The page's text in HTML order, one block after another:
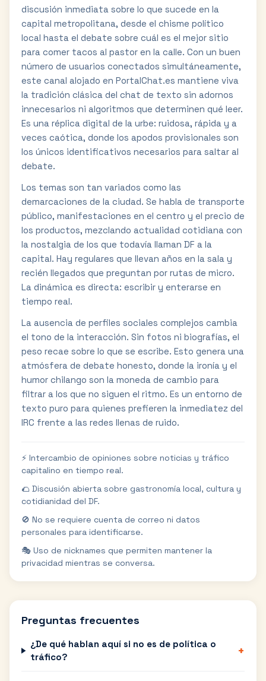
discusión inmediata sobre lo que sucede en la
capital metropolitana, desde el chisme político
local hasta el debate sobre cuál es el mejor sitio
para comer tacos al pastor en la calle. Con un buen
número de usuarios conectados simultáneamente,
este canal alojado en PortalChat.es mantiene viva
la tradición clásica del chat de texto sin adornos
innecesarios ni algoritmos que determinen qué leer.
Es una réplica digital de la urbe: ruidosa, rápida y a
veces caótica, donde los apodos provisionales son
los únicos identificativos necesarios para saltar al
debate.
Los temas son tan variados como las
demarcaciones de la ciudad. Se habla de transporte
público, manifestaciones en el centro y el precio de
los productos, mezclando actualidad cotidiana con
la nostalgia de los que todavía llaman DF a la
capital. Hay regulares que llevan años en la sala y
recién llegados que preguntan por rutas de micro.
La dinámica es directa: escribir y enterarse en
tiempo real.
La ausencia de perfiles sociales complejos cambia
el tono de la interacción. Sin fotos ni biografías, el
peso recae sobre lo que se escribe. Esto genera una
atmósfera de debate honesto, donde la ironía y el
humor chilango son la moneda de cambio para
filtrar a los que no siguen el ritmo. Es un entorno de
texto puro para quienes prefieren la inmediatez del
IRC frente a las redes llenas de ruido.
⚡ Intercambio de opiniones sobre noticias y tráfico
capitalino en tiempo real.
🌮 Discusión abierta sobre gastronomía local, cultura y
cotidianidad del DF.
🚫 No se requiere cuenta de correo ni datos
personales para identificarse.
🎭 Uso de nicknames que permiten mantener la
privacidad mientras se conversa.
Preguntas frecuentes
¿De qué hablan aquí si no es de política o
tráfico?
+